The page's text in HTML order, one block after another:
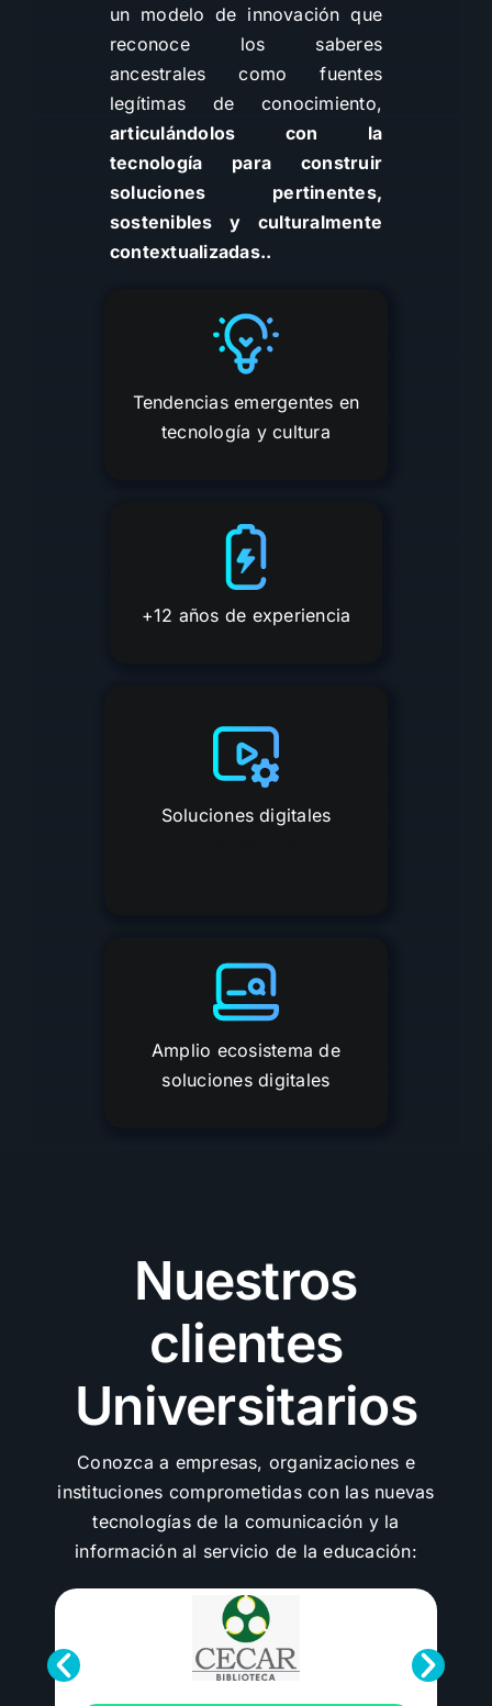
un modelo de innovación que
reconoce los saberes
ancestrales como fuentes
legítimas de conocimiento,
articulándolos con la
tecnología para construir
soluciones pertinentes,
sostenibles y culturalmente
contextualizadas..
Tendencias emergentes en
tecnología y cultura
+12 años de experiencia
Soluciones digitales
Amplio ecosistema de
soluciones digitales
Nuestros
clientes
Universitarios
Conozca a empresas, organizaciones e
instituciones comprometidas con las nuevas
tecnologías de la comunicación y la
información al servicio de la educación: